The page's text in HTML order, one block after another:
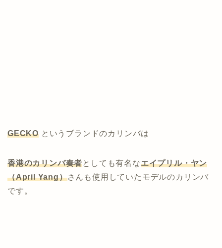
GECKO というブランドのカリンバは
香港のカリンバ奏者としても有名なエイプリル・ヤン
（April Yang）さんも使用していたモデルのカリンバ
です。